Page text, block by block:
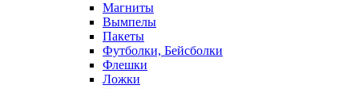
Магниты
Вымпелы
Пакеты
Футболки, Бейсболки
Флешки
Ложки